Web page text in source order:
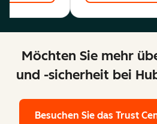
Möchten Sie mehr
und -sicherheit bei
Besuchen Sie das Trust